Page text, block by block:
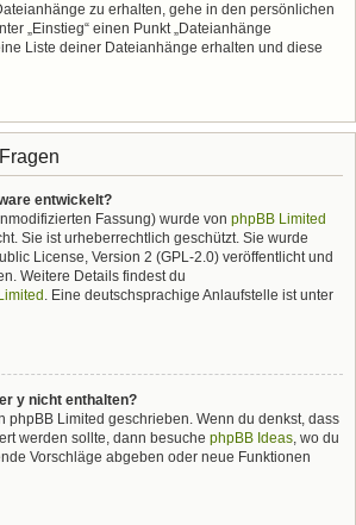
zu erhalten, gehe in den persönlichen
„Einstieg“ einen Punkt „Dateianhänge
Liste deiner Dateianhänge erhalten und diese
entwickelt?
Fassung) wurde von phpBB Limited
Sie ist urheberrechtlich geschützt. Sie wurde
License, Version 2 (GPL-2.0) veröffentlicht und
Weitere Details findest du
. Eine deutschsprachige Anlaufstelle ist unter
y nicht enthalten?
phpBB Limited geschrieben. Wenn du denkst, dass
werden sollte, dann besuche phpBB Ideas, wo du
Vorschläge abgeben oder neue Funktionen